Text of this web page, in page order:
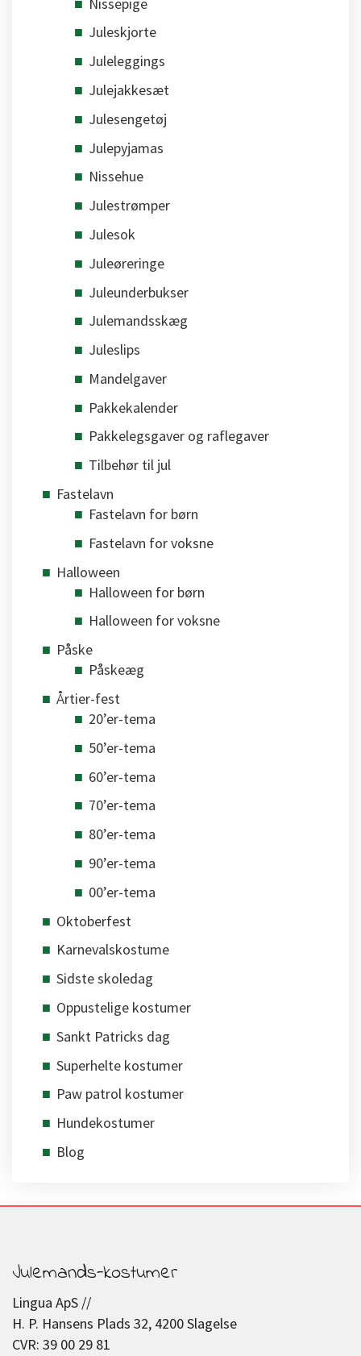
Juleskjorte
Juleleggings
Julejakkesæt
Julesengetøj
Julepyjamas
Nissehue
Julestrømper
Julesok
Juleøreringe
Juleunderbukser
Julemandsskæg
Juleslips
Mandelgaver
Pakkekalender
Pakkelegsgaver og raflegaver
Tilbehør til jul
Fastelavn
Fastelavn for børn
Fastelavn for voksne
Halloween
Halloween for børn
Halloween for voksne
Påske
Påskeæg
Årtier-fest
20’er-tema
50’er-tema
60’er-tema
70’er-tema
80’er-tema
90’er-tema
00’er-tema
Oktoberfest
Karnevalskostume
Sidste skoledag
Oppustelige kostumer
Sankt Patricks dag
Superhelte kostumer
Paw patrol kostumer
Hundekostumer
Blog
Julemands-kostumer
Lingua ApS //
H. P. Hansens Plads 32, 4200 Slagelse
CVR: 39 00 29 81